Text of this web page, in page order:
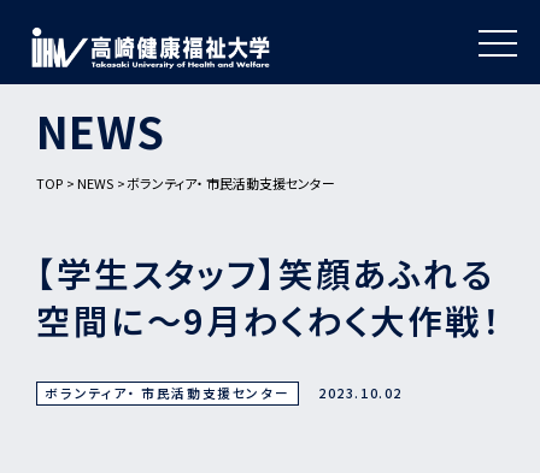
NEWS
TOP NEWS ボランティア・ 市民活動支援センター
【学生スタッフ】笑顔あふれる
空間に～9月わくわく大作戦！
ボランティア・ 市民活動支援センター 2023.10.02